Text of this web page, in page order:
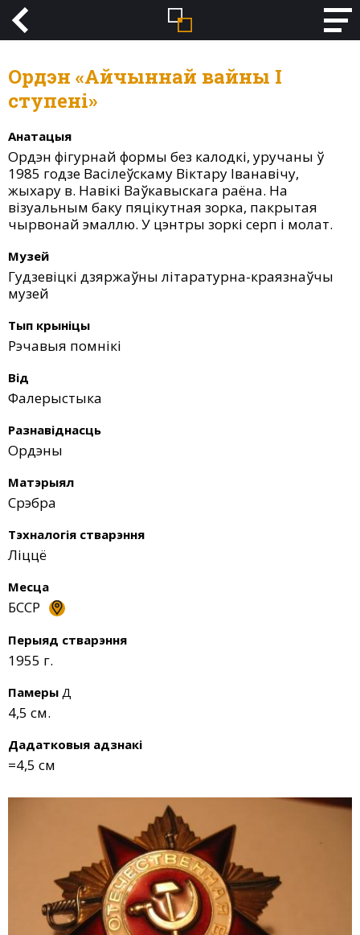
Ордэн «Айчыннай вайны І
ступені»
Анатацыя
Ордэн фігурнай формы без калодкі, уручаны ў
1985 годзе Васілеўскаму Віктару Іванавічу,
жыхару в. Навікі Ваўкавыскага раёна. На
візуальным баку пяцікутная зорка, пакрытая
чырвонай эмаллю. У цэнтры зоркі серп і молат.
Музей
Гудзевіцкі дзяржаўны літаратурна-краязнаўчы
музей
Тып крыніцы
Рэчавыя помнікі
Від
Фалерыстыка
Разнавіднасць
Ордэны
Матэрыял
Срэбра
Тэхналогія стварэння
Ліццё
Месца
БССР
Перыяд стварэння
1955 г.
Памеры Д
4,5 см.
Дадатковыя адзнакі
=4,5 см